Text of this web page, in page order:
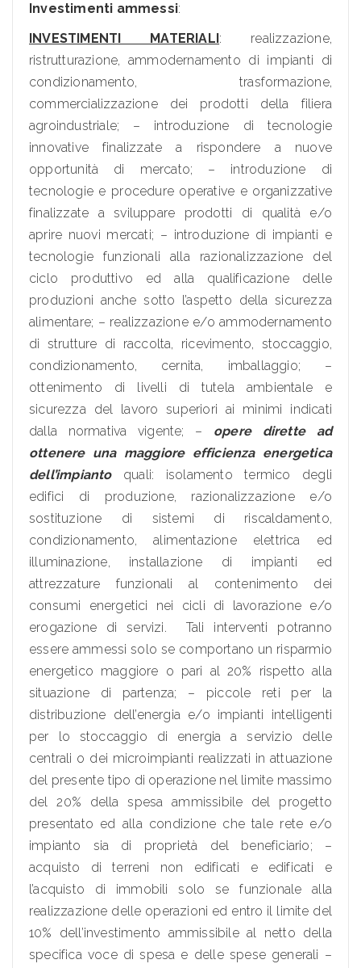
Investimenti ammessi:
INVESTIMENTI MATERIALI : realizzazione,
ristrutturazione, ammodernamento di impianti di
condizionamento, trasformazione,
commercializzazione dei prodotti della filiera
agroindustriale; – introduzione di tecnologie
innovative finalizzate a rispondere a nuove
opportunità di mercato; – introduzione di
tecnologie e procedure operative e organizzative
finalizzate a sviluppare prodotti di qualità e/o
aprire nuovi mercati; – introduzione di impianti e
tecnologie funzionali alla razionalizzazione del
ciclo produttivo ed alla qualificazione delle
produzioni anche sotto l’aspetto della sicurezza
alimentare; – realizzazione e/o ammodernamento
di strutture di raccolta, ricevimento, stoccaggio,
condizionamento, cernita, imballaggio; –
ottenimento di livelli di tutela ambientale e
sicurezza del lavoro superiori ai minimi indicati
dalla normativa vigente; – opere dirette ad
ottenere una maggiore efficienza energetica
dell’impiantoquali: isolamento termico degli
edifici di produzione, razionalizzazione e/o
sostituzione di sistemi di riscaldamento,
condizionamento, alimentazione elettrica ed
illuminazione, installazione di impianti ed
attrezzature funzionali al contenimento dei
consumi energetici nei cicli di lavorazione e/o
erogazione di servizi. Tali interventi potranno
essere ammessi solo se comportano un risparmio
energetico maggiore o pari al 20% rispetto alla
situazione di partenza; – piccole reti per la
distribuzione dell’energia e/o impianti intelligenti
per lo stoccaggio di energia a servizio delle
centrali o dei microimpianti realizzati in attuazione
del presente tipo di operazione nel limite massimo
del 20% della spesa ammissibile del progetto
presentato ed alla condizione che tale rete e/o
impianto sia di proprietà del beneficiario; –
acquisto di terreni non edificati e edificati e
l’acquisto di immobili solo se funzionale alla
realizzazione delle operazioni ed entro il limite del
10% dell’investimento ammissibile al netto della
specifica voce di spesa e delle spese generali –